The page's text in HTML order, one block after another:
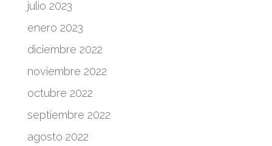
julio 2023
enero 2023
diciembre 2022
noviembre 2022
octubre 2022
septiembre 2022
agosto 2022